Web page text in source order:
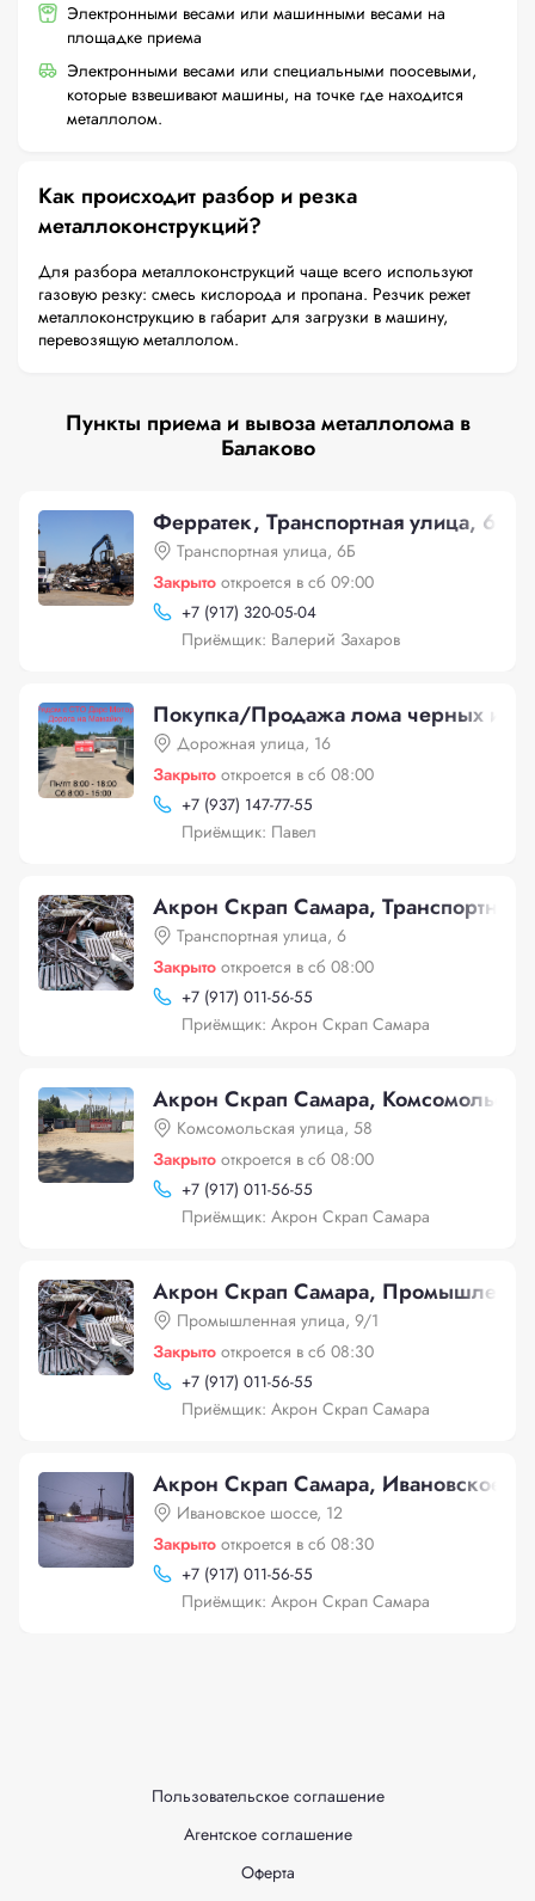
Электронными весами или машинными весами на
площадке приема
Электронными весами или специальными поосевыми,
которые взвешивают машины, на точке где находится
металлолом.
Как происходит разбор и резка
металлоконструкций?
Для разбора металлоконструкций чаще всего используют
газовую резку: смесь кислорода и пропана. Резчик режет
металлоконструкцию в габарит для загрузки в машину,
перевозящую металлолом.
Пункты приема и вывоза металлолома в
Балаково
Ферратек, Транспортная улица, 6Б
Транспортная улица, 6Б
Закрыто откроется в сб 09:00
+7 (917) 320-05-04
Приёмщик: Валерий Захаров
Покупка/Продажа лома черных и
Дорожная улица, 16
Закрыто откроется в сб 08:00
+7 (937) 147-77-55
Приёмщик: Павел
Акрон Скрап Самара, Транспортная
Транспортная улица, 6
Закрыто откроется в сб 08:00
+7 (917) 011-56-55
Приёмщик: Акрон Скрап Самара
Акрон Скрап Самара,
Комсомольская улица, 58
Закрыто откроется в сб 08:00
+7 (917) 011-56-55
Приёмщик: Акрон Скрап Самара
Акрон Скрап Самара,
Промышленная улица, 9/1
Закрыто откроется в сб 08:30
+7 (917) 011-56-55
Приёмщик: Акрон Скрап Самара
Акрон Скрап Самара, Ивановское
Ивановское шоссе, 12
Закрыто откроется в сб 08:30
+7 (917) 011-56-55
Приёмщик: Акрон Скрап Самара
Пользовательское соглашение
Агентское соглашение
Оферта